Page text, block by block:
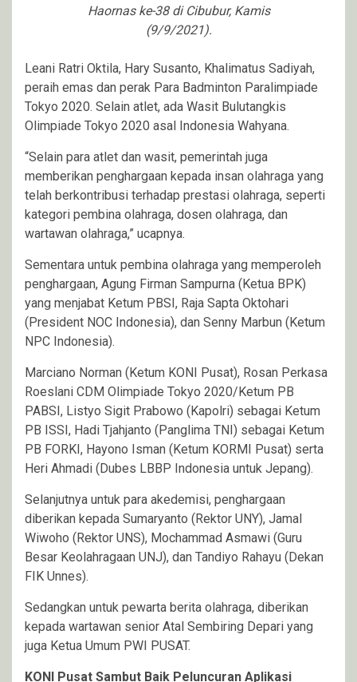
Haornas ke-38 di Cibubur, Kamis
(9/9/2021).
Leani Ratri Oktila, Hary Susanto, Khalimatus Sadiyah,
peraih emas dan perak Para Badminton Paralimpiade
Tokyo 2020. Selain atlet, ada Wasit Bulutangkis
Olimpiade Tokyo 2020 asal Indonesia Wahyana.
“Selain para atlet dan wasit, pemerintah juga
memberikan penghargaan kepada insan olahraga yang
telah berkontribusi terhadap prestasi olahraga, seperti
kategori pembina olahraga, dosen olahraga, dan
wartawan olahraga,” ucapnya.
Sementara untuk pembina olahraga yang memperoleh
penghargaan, Agung Firman Sampurna (Ketua BPK)
yang menjabat Ketum PBSI, Raja Sapta Oktohari
(President NOC Indonesia), dan Senny Marbun (Ketum
NPC Indonesia).
Marciano Norman (Ketum KONI Pusat), Rosan Perkasa
Roeslani CDM Olimpiade Tokyo 2020/Ketum PB
PABSI, Listyo Sigit Prabowo (Kapolri) sebagai Ketum
PB ISSI, Hadi Tjahjanto (Panglima TNI) sebagai Ketum
PB FORKI, Hayono Isman (Ketum KORMI Pusat) serta
Heri Ahmadi (Dubes LBBP Indonesia untuk Jepang).
Selanjutnya untuk para akedemisi, penghargaan
diberikan kepada Sumaryanto (Rektor UNY), Jamal
Wiwoho (Rektor UNS), Mochammad Asmawi (Guru
Besar Keolahragaan UNJ), dan Tandiyo Rahayu (Dekan
FIK Unnes).
Sedangkan untuk pewarta berita olahraga, diberikan
kepada wartawan senior Atal Sembiring Depari yang
juga Ketua Umum PWI PUSAT.
KONI Pusat Sambut Baik Peluncuran Aplikasi